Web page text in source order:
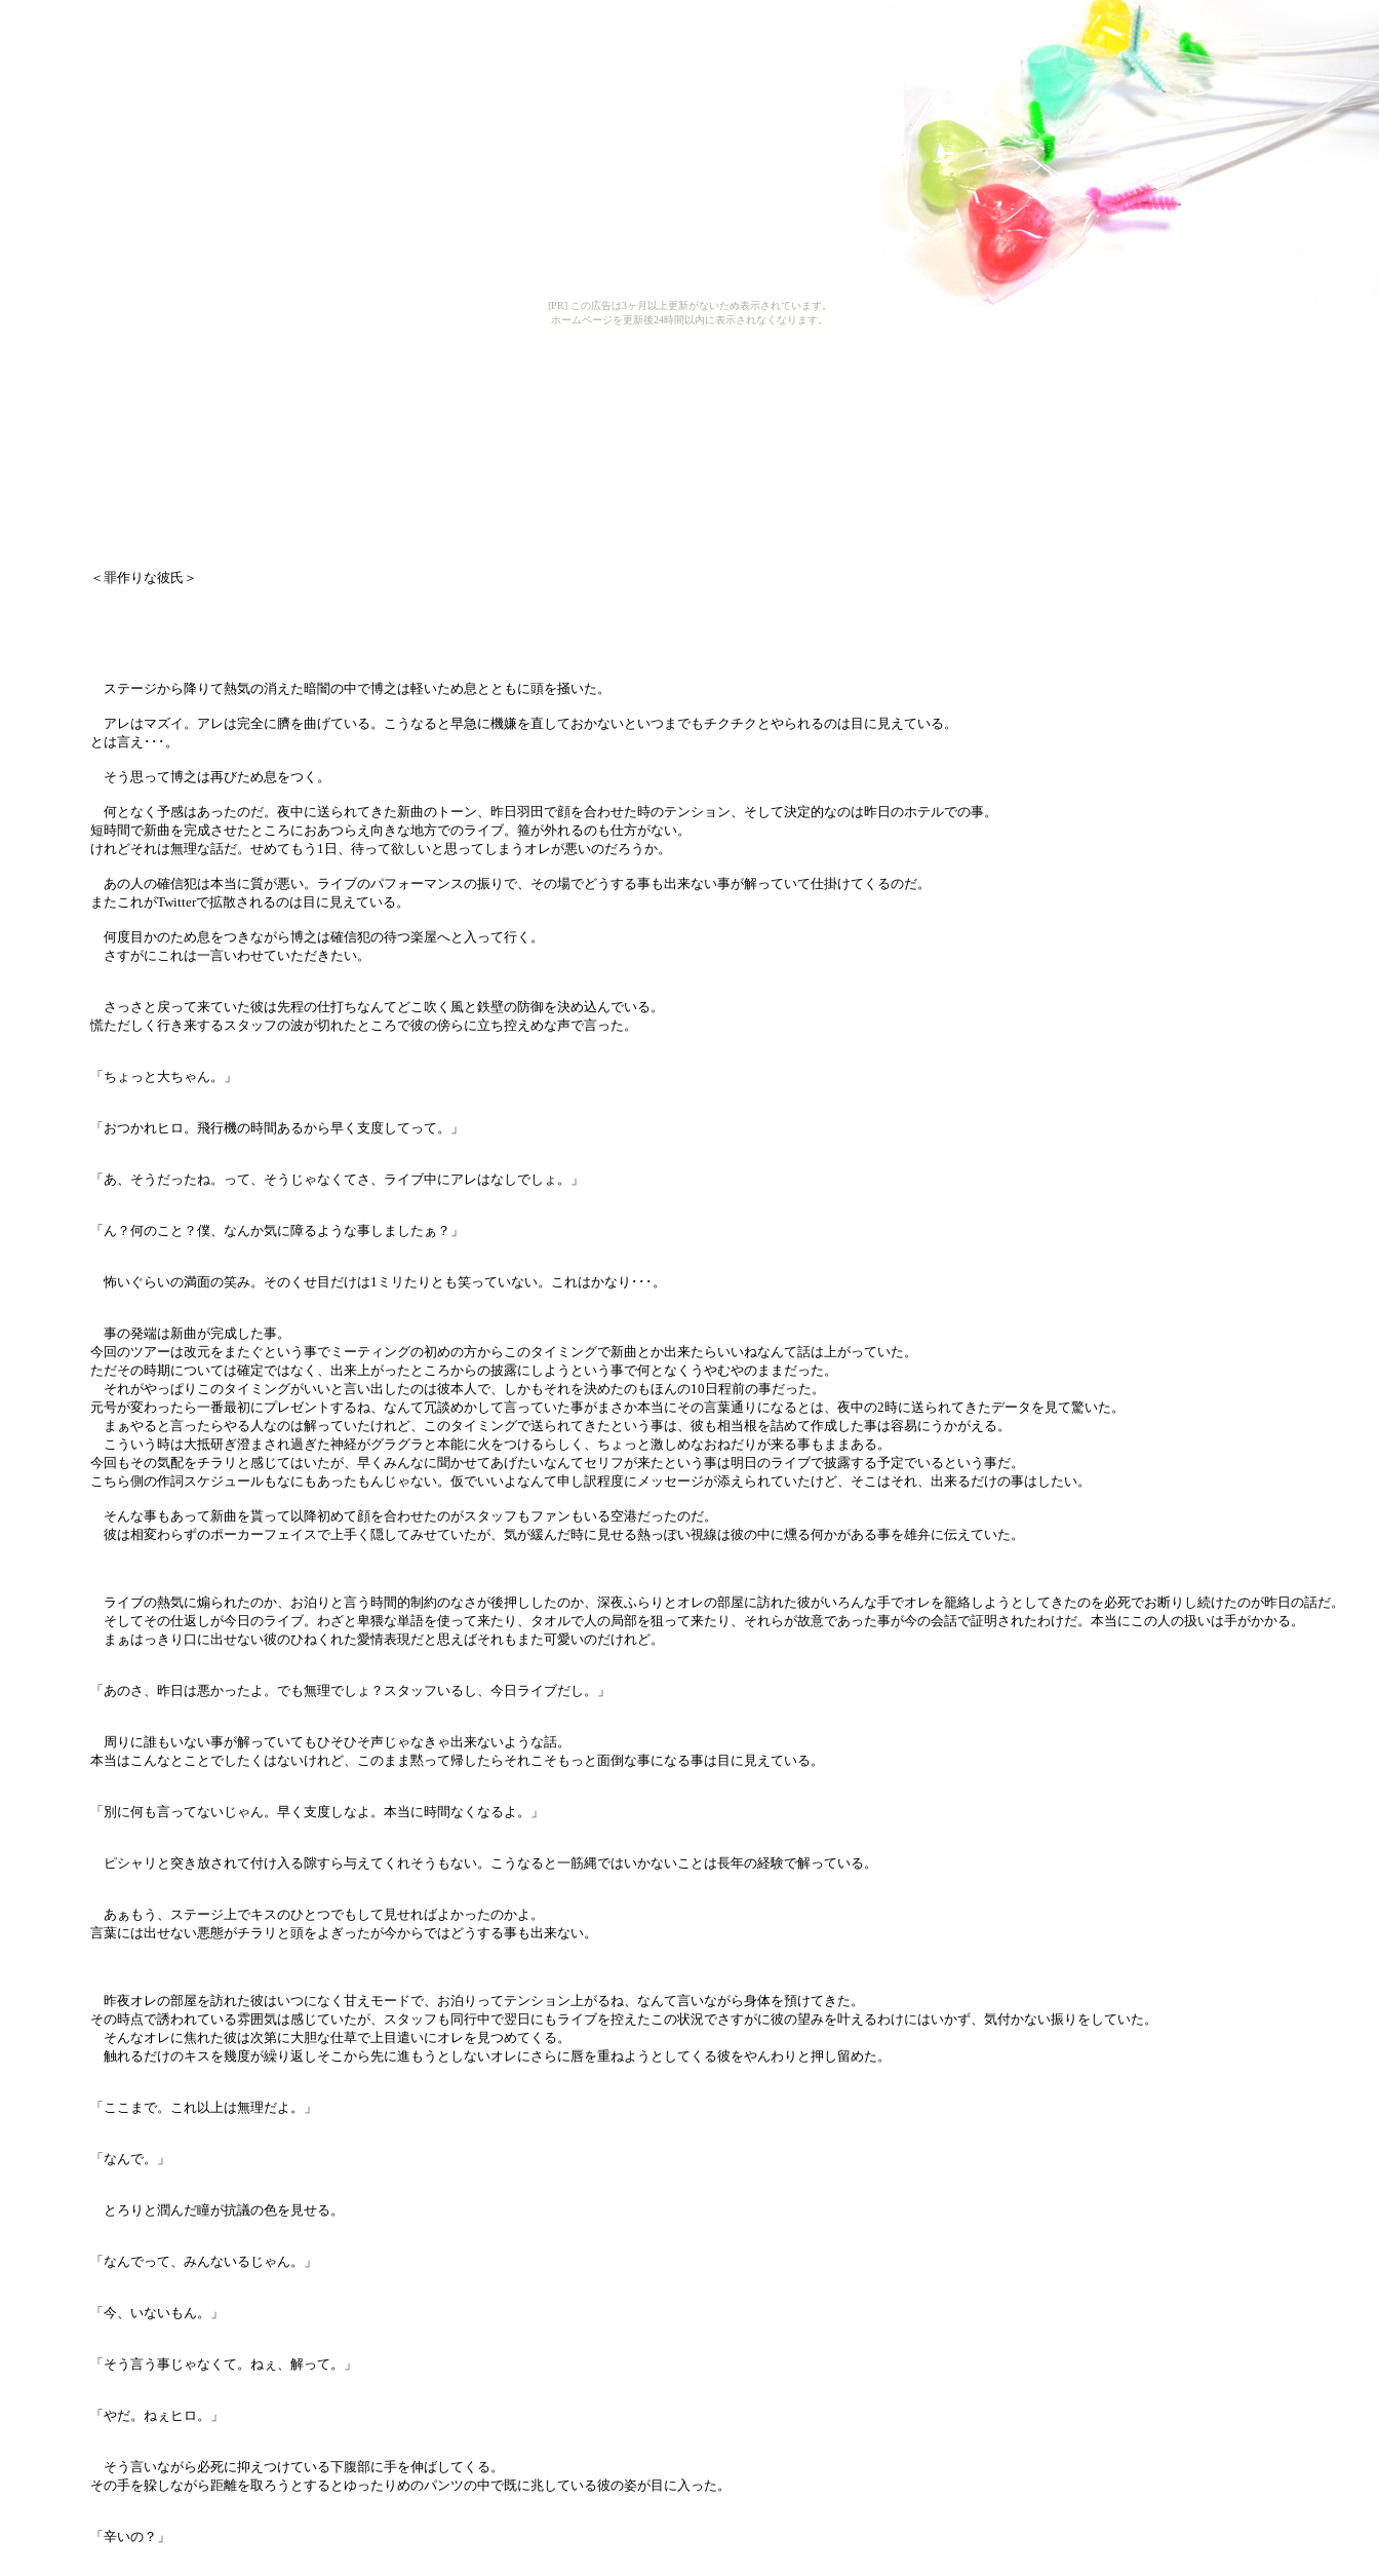
[PR] この広告は3ヶ月以上更新がないため表示されています。
ホームページを更新後24時間以内に表示されなくなります。
＜罪作りな彼氏＞
ステージから降りて熱気の消えた暗闇の中で博之は軽いため息とともに頭を掻いた。
アレはマズイ。アレは完全に臍を曲げている。こうなると早急に機嫌を直しておかないといつまでもチクチクとやられるのは目に見えている。
とは言え･･･。
そう思って博之は再びため息をつく。
何となく予感はあったのだ。夜中に送られてきた新曲のトーン、昨日羽田で顔を合わせた時のテンション、そして決定的なのは昨日のホテルでの事。
短時間で新曲を完成させたところにおあつらえ向きな地方でのライブ。箍が外れるのも仕方がない。
けれどそれは無理な話だ。せめてもう1日、待って欲しいと思ってしまうオレが悪いのだろうか。
あの人の確信犯は本当に質が悪い。ライブのパフォーマンスの振りで、その場でどうする事も出来ない事が解っていて仕掛けてくるのだ。
またこれがTwitterで拡散されるのは目に見えている。
何度目かのため息をつきながら博之は確信犯の待つ楽屋へと入って行く。
さすがにこれは一言いわせていただきたい。
さっさと戻って来ていた彼は先程の仕打ちなんてどこ吹く風と鉄壁の防御を決め込んでいる。
慌ただしく行き来するスタッフの波が切れたところで彼の傍らに立ち控えめな声で言った。
「ちょっと大ちゃん。」
「おつかれヒロ。飛行機の時間あるから早く支度してって。」
「あ、そうだったね。って、そうじゃなくてさ、ライブ中にアレはなしでしょ。」
「ん？何のこと？僕、なんか気に障るような事しましたぁ？」
怖いぐらいの満面の笑み。そのくせ目だけは1ミリたりとも笑っていない。これはかなり･･･。
事の発端は新曲が完成した事。
今回のツアーは改元をまたぐという事でミーティングの初めの方からこのタイミングで新曲とか出来たらいいねなんて話は上がっていた。
ただその時期については確定ではなく、出来上がったところからの披露にしようという事で何となくうやむやのままだった。
それがやっぱりこのタイミングがいいと言い出したのは彼本人で、しかもそれを決めたのもほんの10日程前の事だった。
元号が変わったら一番最初にプレゼントするね、なんて冗談めかして言っていた事がまさか本当にその言葉通りになるとは、夜中の2時に送られてきたデータを見て驚いた。
まぁやると言ったらやる人なのは解っていたけれど、このタイミングで送られてきたという事は、彼も相当根を詰めて作成した事は容易にうかがえる。
こういう時は大抵研ぎ澄まされ過ぎた神経がグラグラと本能に火をつけるらしく、ちょっと激しめなおねだりが来る事もままある。
今回もその気配をチラリと感じてはいたが、早くみんなに聞かせてあげたいなんてセリフが来たという事は明日のライブで披露する予定でいるという事だ。
こちら側の作詞スケジュールもなにもあったもんじゃない。仮でいいよなんて申し訳程度にメッセージが添えられていたけど、そこはそれ、出来るだけの事はしたい。
そんな事もあって新曲を貰って以降初めて顔を合わせたのがスタッフもファンもいる空港だったのだ。
彼は相変わらずのポーカーフェイスで上手く隠してみせていたが、気が緩んだ時に見せる熱っぽい視線は彼の中に燻る何かがある事を雄弁に伝えていた。
ライブの熱気に煽られたのか、お泊りと言う時間的制約のなさが後押ししたのか、深夜ふらりとオレの部屋に訪れた彼がいろんな手でオレを籠絡しようとしてきたのを必死でお断りし続けたのが昨日の話だ。
そしてその仕返しが今日のライブ。わざと卑猥な単語を使って来たり、タオルで人の局部を狙って来たり、それらが故意であった事が今の会話で証明されたわけだ。本当にこの人の扱いは手がかかる。
まぁはっきり口に出せない彼のひねくれた愛情表現だと思えばそれもまた可愛いのだけれど。
「あのさ、昨日は悪かったよ。でも無理でしょ？スタッフいるし、今日ライブだし。」
周りに誰もいない事が解っていてもひそひそ声じゃなきゃ出来ないような話。
本当はこんなとことでしたくはないけれど、このまま黙って帰したらそれこそもっと面倒な事になる事は目に見えている。
「別に何も言ってないじゃん。早く支度しなよ。本当に時間なくなるよ。」
ピシャリと突き放されて付け入る隙すら与えてくれそうもない。こうなると一筋縄ではいかないことは長年の経験で解っている。
あぁもう、ステージ上でキスのひとつでもして見せればよかったのかよ。
言葉には出せない悪態がチラリと頭をよぎったが今からではどうする事も出来ない。
昨夜オレの部屋を訪れた彼はいつになく甘えモードで、お泊りってテンション上がるね、なんて言いながら身体を預けてきた。
その時点で誘われている雰囲気は感じていたが、スタッフも同行中で翌日にもライブを控えたこの状況でさすがに彼の望みを叶えるわけにはいかず、気付かない振りをしていた。
そんなオレに焦れた彼は次第に大胆な仕草で上目遣いにオレを見つめてくる。
触れるだけのキスを幾度が繰り返しそこから先に進もうとしないオレにさらに唇を重ねようとしてくる彼をやんわりと押し留めた。
「ここまで。これ以上は無理だよ。」
「なんで。」
とろりと潤んだ瞳が抗議の色を見せる。
「なんでって、みんないるじゃん。」
「今、いないもん。」
「そう言う事じゃなくて。ねぇ、解って。」
「やだ。ねぇヒロ。」
そう言いながら必死に抑えつけている下腹部に手を伸ばしてくる。
その手を躱しながら距離を取ろうとするとゆったりめのパンツの中で既に兆している彼の姿が目に入った。
「辛いの？」